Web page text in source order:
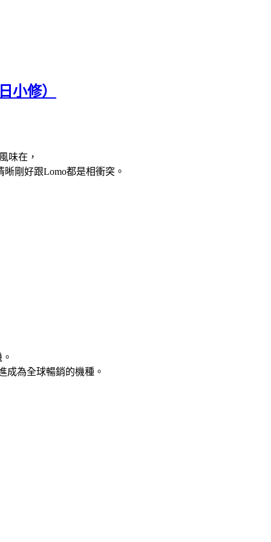
小修）
味在，
剛好跟Lomo都是相衝突。
成為全球暢銷的機種。